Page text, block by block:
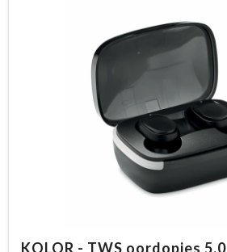
KOLOR - TWS oordopjes 5.0